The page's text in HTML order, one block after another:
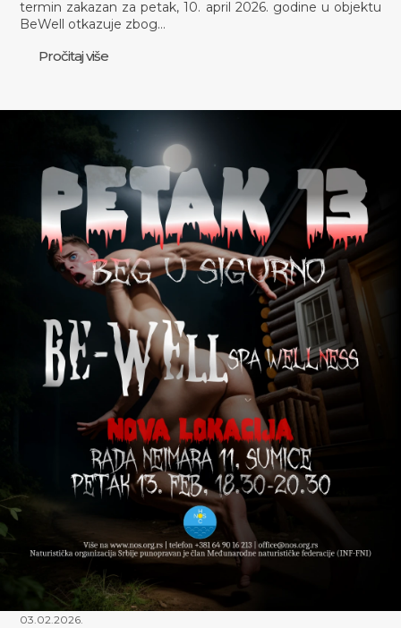
termin zakazan za petak, 10. april 2026. godine u objektu
BeWell otkazuje zbog…
Pročitaj više
03.02.2026.